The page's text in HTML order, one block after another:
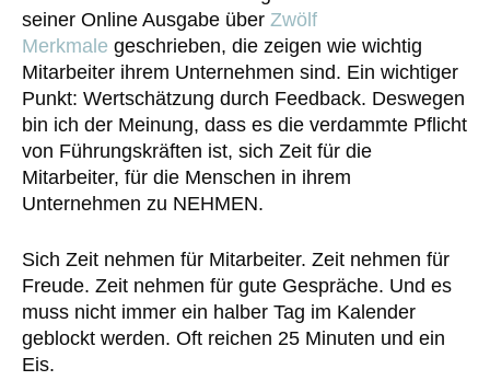
seiner Online Ausgabe über Zwölf
Merkmale geschrieben, die zeigen wie wichtig
Mitarbeiter ihrem Unternehmen sind. Ein wichtiger
Punkt: Wertschätzung durch Feedback. Deswegen
bin ich der Meinung, dass es die verdammte Pflicht
von Führungskräften ist, sich Zeit für die
Mitarbeiter, für die Menschen in ihrem
Unternehmen zu NEHMEN.
Sich Zeit nehmen für Mitarbeiter. Zeit nehmen für
Freude. Zeit nehmen für gute Gespräche. Und es
muss nicht immer ein halber Tag im Kalender
geblockt werden. Oft reichen 25 Minuten und ein
Eis.